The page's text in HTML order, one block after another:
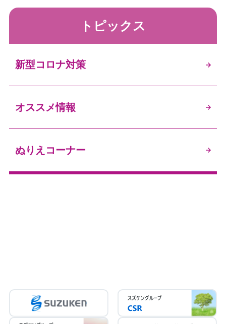
トピックス
新型コロナ対策
オススメ情報
ぬりえコーナー